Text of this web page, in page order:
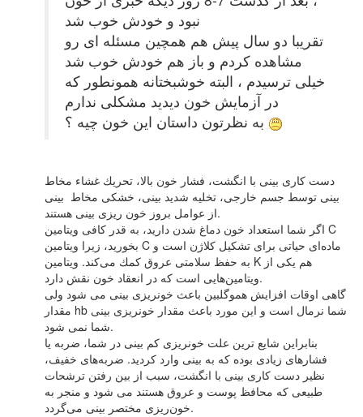
نبود و خودش خوب شد
تقریبا دو سال پیش هم همچین مسئله ای رو
مشاهده کردم و باز هم خودش خوب شد
خیلی ترسیدم ، البته خوشبختانه همونطور که
در آزمایش خون دیدید مشکلی ندارم
دست كاری بینی با انگشت، فشار خون بالا، تحریك غشاء مخاط
بینی توسط جسم خارجی، تخلیه شدید بینی، خشكی مخاط بینی
از عوامل بروز خون ریزی بینی هستند.
اگر شما استعداد خون دماغ شدن دارید، به قدر كافی ویتامین C
بخورید، زیرا ویتامین C ماده‌ای حیاتی برای تشكیل كلاژن است و
به حفظ سلامتی عروق كمك می‌كند. ویتامین K هم یكی از
ویتامین‌هایی است كه در انعقاد خون نقش دارد.
گاهی اوقات افزایش هموگلبین باعث خونریزی بینی می شود ولی
مقدار hb شما نرمال است و این مورد باعث مقدار خونریزی بینی
شما نمی شود.
بنابراین شایع ترین علت خونریزی کم بینی در شما، ضربه یا
فشارهای زیادی بوده که به بینی وارد کردید. ضربه‌های خفیف،
نظیر دست كاری بینی با انگشت، سبب از بین رفتن ترشحات
طبیعی كه محافظ پوست و عروق هستند می شود و منجر به
خون‌ریزی مختصر بینی می‌گردد.